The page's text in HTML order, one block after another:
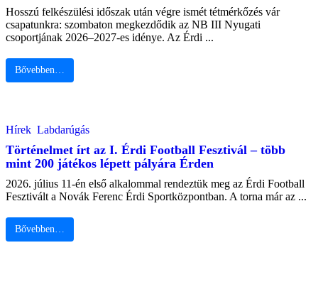
Hosszú felkészülési időszak után végre ismét tétmérkőzés vár
csapatunkra: szombaton megkezdődik az NB III Nyugati
csoportjának 2026–2027-es idénye. Az Érdi ...
Bővebben…
Hírek Labdarúgás
Történelmet írt az I. Érdi Football Fesztivál – több
mint 200 játékos lépett pályára Érden
2026. július 11-én első alkalommal rendeztük meg az Érdi Football
Fesztivált a Novák Ferenc Érdi Sportközpontban. A torna már az ...
Bővebben…